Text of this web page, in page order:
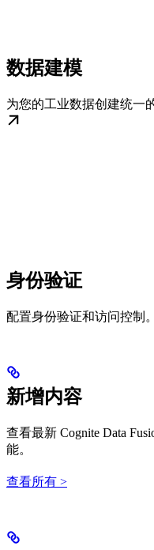
数据建模
为您的工业数据创建统一
身份验证
配置身份验证和访问控制。
新增内容
查看最新 Cognite Data
能。
查看所有 >